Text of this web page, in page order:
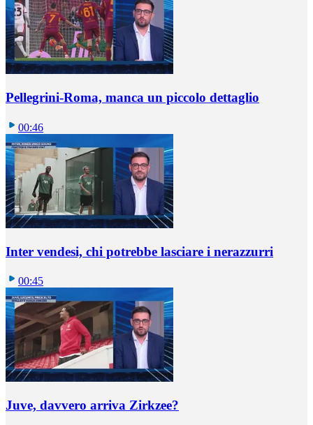
Pellegrini-Roma, manca un piccolo dettaglio
00:46
Inter vendesi, chi potrebbe lasciare i nerazzurri
00:45
Juve, davvero arriva Zirkzee?